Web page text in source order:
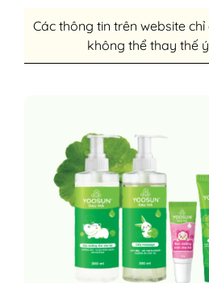
Các thông tin trên website
không thể thay thế